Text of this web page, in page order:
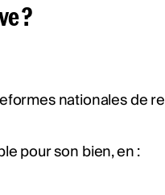
?
nationales de
pour son bien, en :